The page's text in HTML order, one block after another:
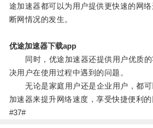
途加速器都可以为用户提供更快速的网
断网情况的发生。
优途加速器下载app
同时，优途加速器还提供用户优质的
决用户在使用过程中遇到的问题。
无论是家庭用户还是企业用户，都可
加速器来提升网络速度，享受快捷便利的
#37#